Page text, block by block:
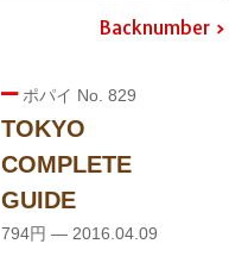
Backnumber
ポパイ No. 829
TOKYO
COMPLETE
GUIDE
794円 — 2016.04.09